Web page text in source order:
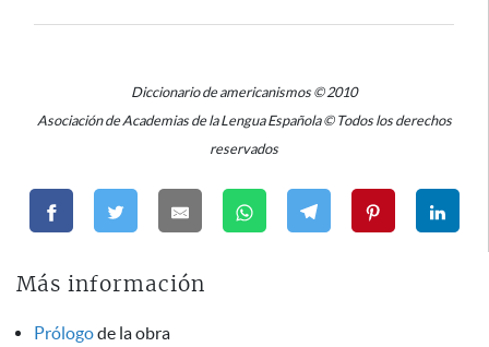
Diccionario de americanismos © 2010
Asociación de Academias de la Lengua Española © Todos los derechos
reservados
Más información
Prólogode la obra